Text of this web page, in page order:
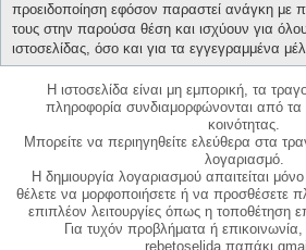
προειδοποίηση εφόσον παραστεί ανάγκη με
τους στην παρούσα θέση και ισχύουν για
ιστοσελίδας, όσο και για τα εγγεγραμμένα
Η ιστοσελίδα είναι μη εμπορική, τα
πληροφορία συνδιαμορφώνονται από τα
κοινότητας.
Μπορείτε να περιηγηθείτε ελεύθερα στα
λογαριασμό.
Η δημιουργία λογαριασμού απαιτείται
θέλετε να μορφοποιήσετε ή να προσθέσετε
επιπλέον λειτουργίες όπως η τοποθέτηση
Για τυχόν προβλήματα ή επικοινωνία,
rebetoselida παπάκι